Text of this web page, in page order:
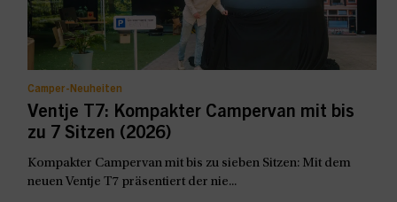
Camper-Neuheiten
Ventje T7: Kompakter Campervan mit bis
zu 7 Sitzen (2026)
Kompakter Campervan mit bis zu sieben Sitzen: Mit dem
neuen Ventje T7 präsentiert der nie...